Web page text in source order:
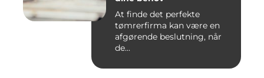
At finde det perfekte
tømrerfirma kan være en
afgørende beslutning, når
de...